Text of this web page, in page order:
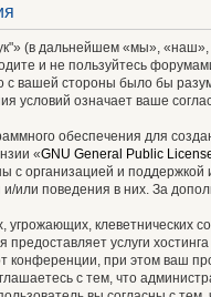
(в дальнейшем «мы», «наш»,
и не пользуйтесь
с вашей стороны было бы
условий означает ваше
обеспечения для
«GNU General Public
с организацией и
и/или поведения в них. За
клеветнических
услуги
при этом ваш
с тем, что